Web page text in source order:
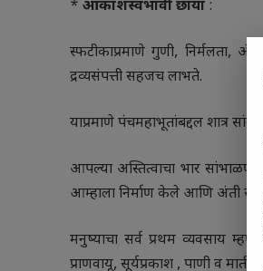
* आकाशस्वभावी छाया :
स्फटीकाप्रमाणे गुणी, निर्मलता,
द्रव्यसंपत्ती सहजच लाभते.
याप्रमाणे पंचमहाभूतांबद्दल शात्र सांगते,
आपल्या अस्तित्वाचा भार
आम्हाला निर्माण केले आणि अंती
मनुष्याचा सर्व प्रथम व्यवसाय
प्राणवायू, सूर्यप्रकाश , पाणी व